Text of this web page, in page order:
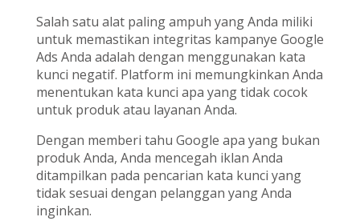
Salah satu alat paling ampuh yang Anda miliki
untuk memastikan integritas kampanye Google
Ads Anda adalah dengan menggunakan kata
kunci negatif. Platform ini memungkinkan Anda
menentukan kata kunci apa yang tidak cocok
untuk produk atau layanan Anda.
Dengan memberi tahu Google apa yang bukan
produk Anda, Anda mencegah iklan Anda
ditampilkan pada pencarian kata kunci yang
tidak sesuai dengan pelanggan yang Anda
inginkan.